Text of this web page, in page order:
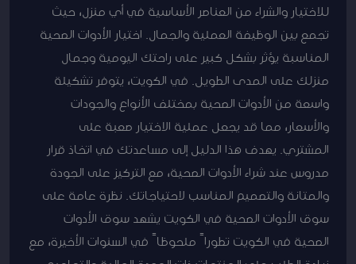
للاختيار والشراء من العناصر الأساسية في أي منزل، حيث
تجمع بين الوظيفة العملية والجمال. اختيار الأدوات الصحية
المناسبة يؤثر بشكل كبير على راحتك اليومية وجمال
منزلك على المدى الطويل. في الكويت، يتوفر تشكيلة
واسعة من الأدوات الصحية بمختلف الأنواع والجودات
والأسعار، مما قد يجعل عملية الاختيار صعبة على
المشتري. يهدف هذا الدليل إلى مساعدتك في اتخاذ قرار
مدروس عند شراء الأدوات الصحية، مع التركيز على الجودة
والمتانة والتصميم المناسب لاحتياجاتك. نظرة عامة على
سوق الأدوات الصحية في الكويت يشهد سوق الأدوات
الصحية في الكويت تطوراً ملحوظاً في السنوات الأخيرة، مع